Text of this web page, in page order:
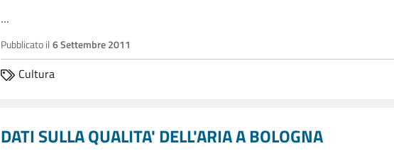
...
Pubblicato il 6 Settembre 2011
Cultura
DATI SULLA QUALITA' DELL'ARIA A BOLOGNA